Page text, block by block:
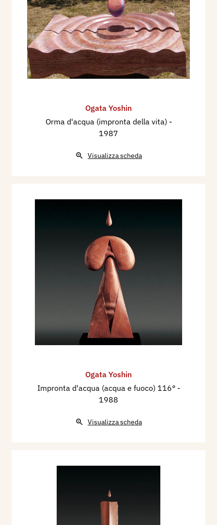
Ogata Yoshin
Orma d'acqua (impronta della vita) -
1987
Visualizza scheda
Ogata Yoshin
Impronta d'acqua (acqua e fuoco) 116° -
1988
Visualizza scheda